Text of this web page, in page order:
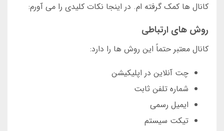
کانال ها کمک گرفته ام. در اینجا نکات کلیدی را می آورم:
روش های ارتباطی
کانال معتبر حتماً این روش ها را دارد:
چت آنلاین در اپلیکیشن
شماره تلفن ثابت
ایمیل رسمی
تیکت سیستم